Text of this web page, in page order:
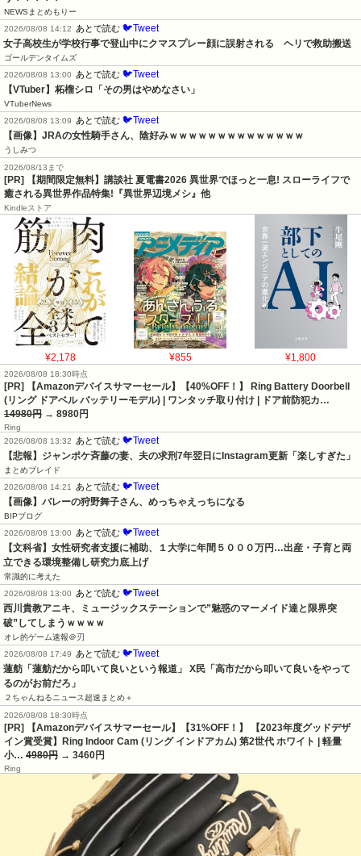
NEWSまとめもりー
2026/08/08 14:12
あとで読む 🐦Tweet
女子高校生が学校行事で登山中にクマスプレー顔に誤射される　ヘリで救助搬送
ゴールデンタイムズ
2026/08/08 13:00
あとで読む 🐦Tweet
【VTuber】柘榴シロ「その男はやめなさい」
VTuberNews
2026/08/08 13:09
あとで読む 🐦Tweet
【画像】JRAの女性騎手さん、陰好みｗｗｗｗｗｗｗｗｗｗｗｗｗｗ
うしみつ
2026/08/13まで
[PR] 【期間限定無料】講談社 夏電書2026 異世界でほっと一息! スローライフで
癒される異世界作品特集!『異世界辺境メシ』他
Kindleストア
¥2,178 ¥855 ¥1,800
2026/08/08 18:30時点
[PR] 【Amazonデバイスサマーセール】【40%OFF！】 Ring Battery Doorbell
(リング ドアベル バッテリーモデル) | ワンタッチ取り付け | ドア前防犯カ…
14980円 → 8980円
Ring
2026/08/08 13:32
あとで読む 🐦Tweet
【悲報】ジャンポケ斉藤の妻、夫の求刑7年翌日にInstagram更新「楽しすぎた」
まとめブレイド
2026/08/08 14:21
あとで読む 🐦Tweet
【画像】バレーの狩野舞子さん、めっちゃえっちになる
BIPブログ
2026/08/08 13:00
あとで読む 🐦Tweet
【文科省】女性研究者支援に補助、１大学に年間５０００万円…出産・子育と両
立できる環境整備し研究力底上げ
常識的に考えた
2026/08/08 13:00
あとで読む 🐦Tweet
西川貴教アニキ、ミュージックステーションで”魅惑のマーメイド達と限界突
破”してしまうｗｗｗｗ
オレ的ゲーム速報＠刃
2026/08/08 17:49
あとで読む 🐦Tweet
蓮舫「蓮舫だから叩いて良いという報道」 X民「高市だから叩いて良いをやって
るのがお前だろ」
２ちゃんねるニュース超速まとめ＋
2026/08/08 18:30時点
[PR] 【Amazonデバイスサマーセール】【31%OFF！】 【2023年度グッドデザ
イン賞受賞】Ring Indoor Cam (リング インドアカム) 第2世代 ホワイト | 軽量
小… 4980円 → 3460円
Ring